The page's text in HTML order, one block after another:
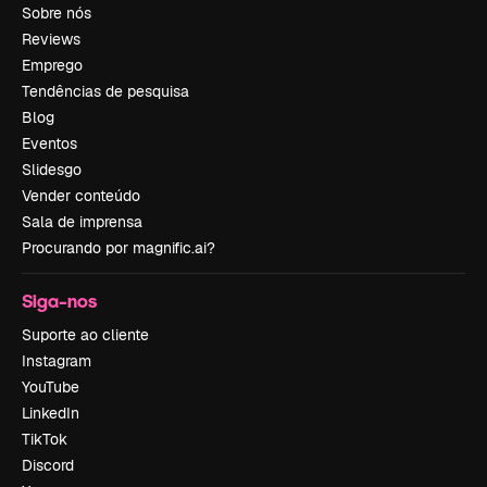
Sobre nós
Reviews
Emprego
Tendências de pesquisa
Blog
Eventos
Slidesgo
Vender conteúdo
Sala de imprensa
Procurando por magnific.ai?
Siga-nos
Suporte ao cliente
Instagram
YouTube
LinkedIn
TikTok
Discord